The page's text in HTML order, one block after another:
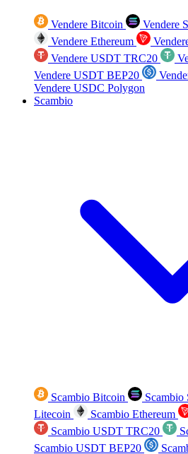
Vendere Bitcoin Vendere
Vendere Ethereum
Vendere USDT TRC20
Vendere USDT BEP20
Vendere USDC Polygon
Scambio
Scambio Bitcoin Scambio
Litecoin
Scambio Ethereum
Scambio USDT TRC20
Scambio USDT BEP20